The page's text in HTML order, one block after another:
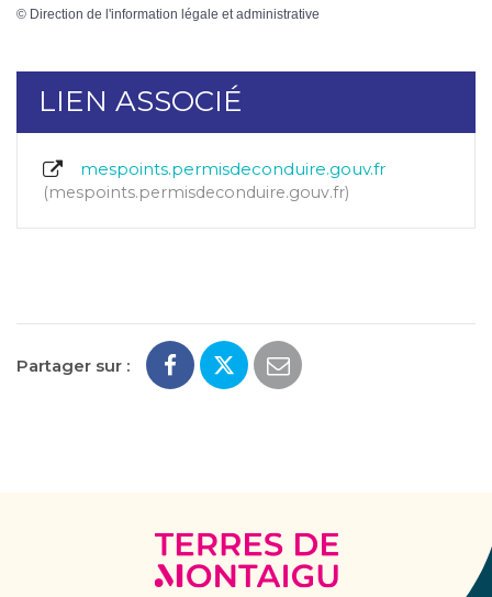
© Direction de l'information légale et administrative
LIEN ASSOCIÉ
mespoints.permisdeconduire.gouv.fr
mespoints.permisdeconduire.gouv.fr
Partager sur :
Terres
de